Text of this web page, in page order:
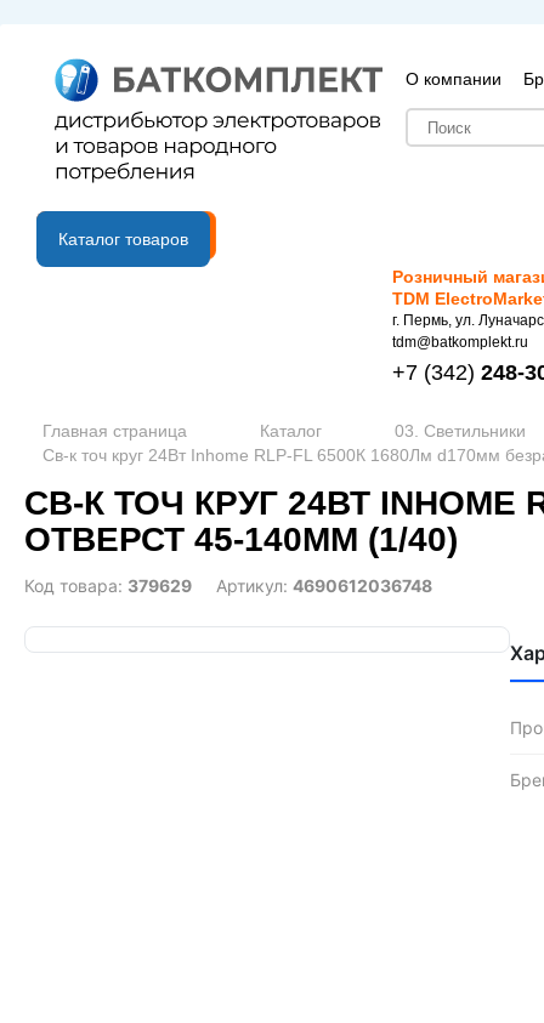
О компании
B2B портал
Каталог товаров
Розничный
TDM
г. Пермь, ул.
tdm@batkomplekt.ru
+7 (342) 248-
Главная страница Каталог
03. Светильники
Св-к точ круг 24Вт Inhome RLP-FL 6500К 1680Лм d170мм
СВ-К ТОЧ КРУГ 24ВТ
ОТВЕРСТ 45-140ММ (1/40)
Код товара: 379629 Артикул: 4690612036748